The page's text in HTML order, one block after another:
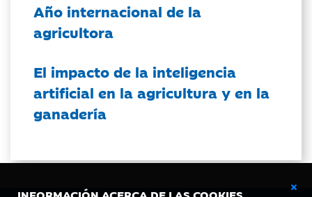
Año internacional de la
agricultora
El impacto de la inteligencia
artificial en la agricultura y en la
ganadería